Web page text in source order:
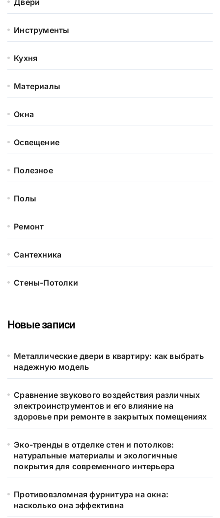
Инструменты
Кухня
Материалы
Окна
Освещение
Полезное
Полы
Ремонт
Сантехника
Стены-Потолки
Новые записи
Металлические двери в квартиру: как выбрать
надежную модель
Сравнение звукового воздействия различных
электроинструментов и его влияние на
здоровье при ремонте в закрытых помещениях
Эко-тренды в отделке стен и потолков:
натуральные материалы и экологичные
покрытия для современного интерьера
Противовзломная фурнитура на окна:
насколько она эффективна